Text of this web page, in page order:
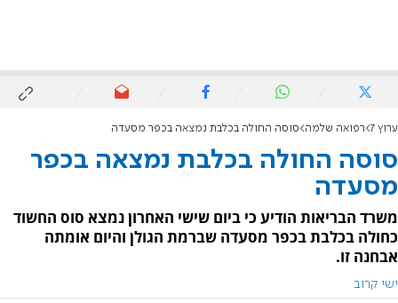
ערוץ 7 רפואה שלמה סוסה החולה בכלבת נמצאה בכפר מסעדה
סוסה החולה בכלבת נמצאה בכפר
מסעדה
משרד הבריאות הודיע כי ביום שישי האחרון נמצא סוס החשוד
כחולה בכלבת בכפר מסעדה שברמת הגולן והיום אומתה
אבחנה זו.
ישי קרוב